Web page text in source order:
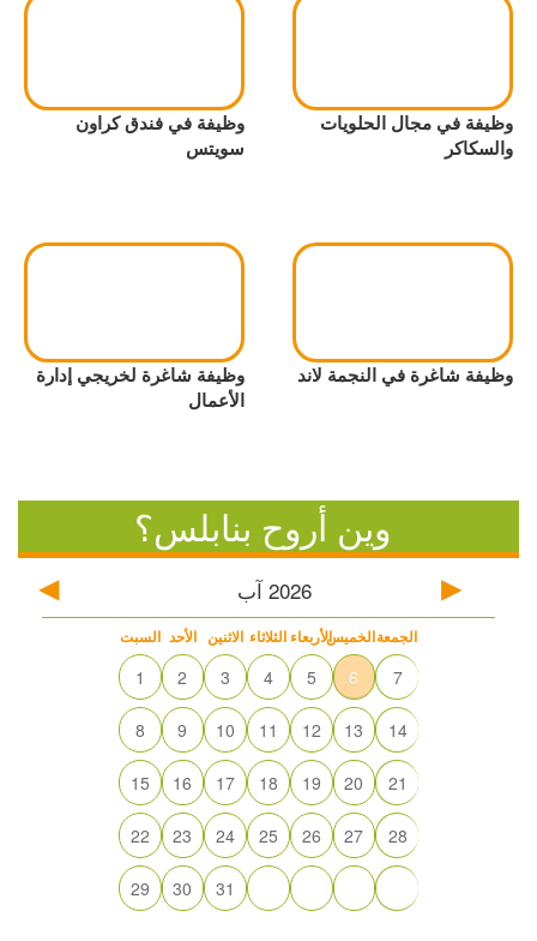
وظيفة في مجال الحلويات
والسكاكر
وظيفة في فندق كراون
سويتس
وظيفة شاغرة في النجمة لاند
وظيفة شاغرة لخريجي إدارة
الأعمال
وين أروح بنابلس؟
2026 آب
السبت الأحد الاثنين الثلاثاء الأربعاءالخميسالجمعة
1 2 3 4 5 6 7
8 9 10 11 12 13 14
15 16 17 18 19 20 21
22 23 24 25 26 27 28
29 30 31